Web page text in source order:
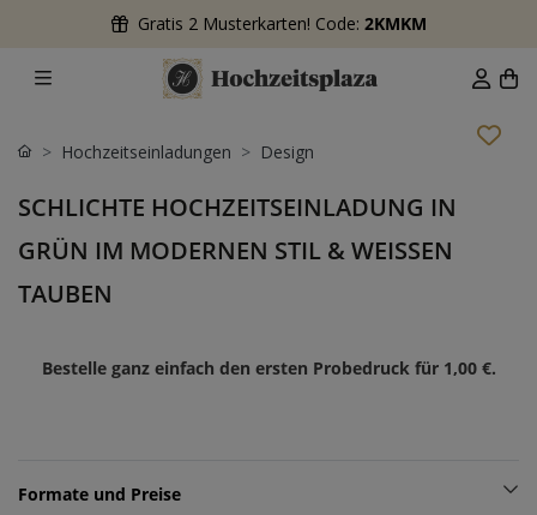
Gratis 2 Musterkarten! Code: 2KMKM
Hochzeitseinladungen Design
SCHLICHTE HOCHZEITSEINLADUNG IN
GRÜN IM MODERNEN STIL & WEISSEN T
AUBEN
Bestelle ganz einfach den ersten Probedruck für 1,00 €.
Formate und Preise